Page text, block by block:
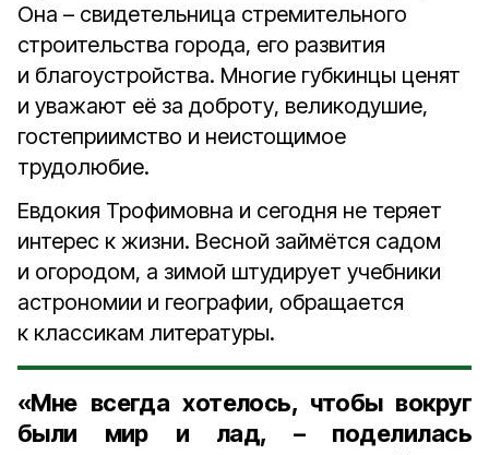
Она – свидетельница стремительного
строительства города, его развития
и благоустройства. Многие губкинцы ценят
и уважают её за доброту, великодушие,
гостеприимство и неистощимое
трудолюбие.
Евдокия Трофимовна и сегодня не теряет
интерес к жизни. Весной займётся садом
и огородом, а зимой штудирует учебники
астрономии и географии, обращается
к классикам литературы.
«Мне всегда хотелось, чтобы вокруг
были мир и лад, – поделилась